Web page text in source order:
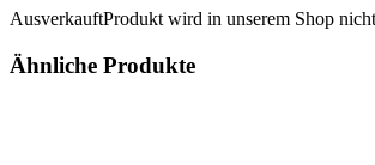
AusverkauftProdukt wird in unserem Shop
Ähnliche Produkte